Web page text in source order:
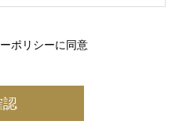
人データとして保有
員及び社員の扶養親族、及
継続的契約関係のある個人
ポリシーに同意